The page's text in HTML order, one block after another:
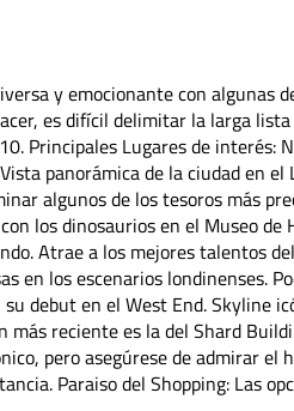
y emocionante con algunas
es difícil delimitar la larga
Principales Lugares de interés:
panorámica de la ciudad en
algunos de los tesoros más
los dinosaurios en el Museo
Atrae a los mejores talentos
en los escenarios londinenses.
debut en el West End. Skyline
más reciente es la del Shard
pero asegúrese de admirar el
Paraiso del Shopping: Las